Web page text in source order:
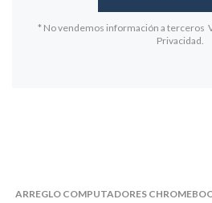
* No vendemos información a terceros
Privacidad.
ARREGLO COMPUTADORES